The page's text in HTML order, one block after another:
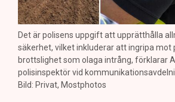
Det är polisens uppgift att upprätthålla
säkerhet, vilket inkluderar att ingripa mot
brottslighet som olaga intrång, förklarar
polisinspektör vid
Bild: Privat, Mostphotos